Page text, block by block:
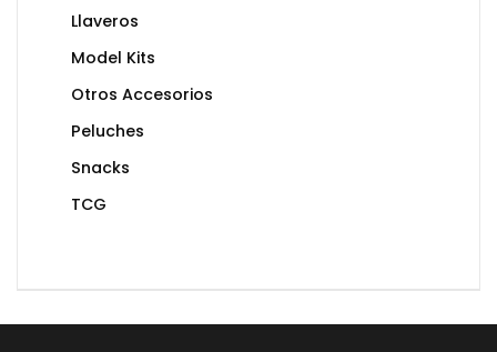
Llaveros
Model Kits
Otros Accesorios
Peluches
Snacks
TCG